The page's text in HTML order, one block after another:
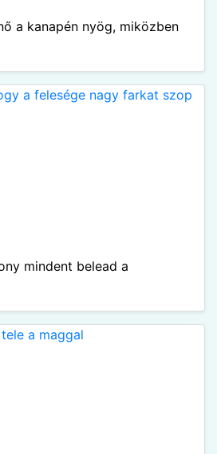
a kanapén nyög, miközben
mindent belead a